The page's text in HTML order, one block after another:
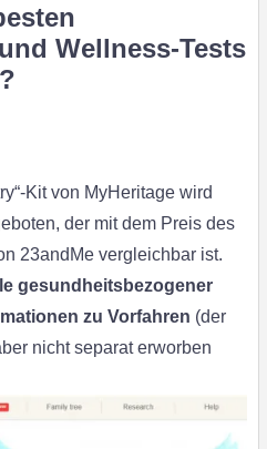
Wellness-Tests
Kit von MyHeritage wird
der mit dem Preis des
23andMe vergleichbar ist.
gesundheitsbezogener
zu Vorfahren (der
nicht separat erworben